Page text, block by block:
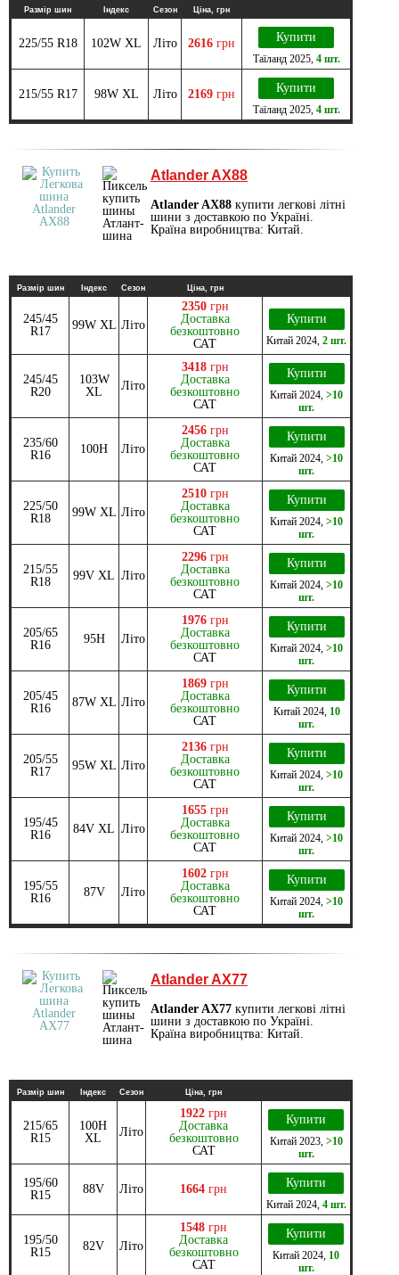
Размір шин Індекс Сезон Ціна, грн
225/55 R18 102W XL Літо 2616 грн Купити
Таїланд2025, 4 шт.
215/55 R17 98W XL Літо 2169 грн Купити
Таїланд2025, 4 шт.
Atlander AX88
Atlander AX88 купити легкові літні
шини з доставкою по Україні.
Країна виробництва: Китай.
Размір шин Індекс Сезон Ціна, грн
245/45
R17
99W XL Літо
2350 грн
Доставка
безкоштовно
САТ
Купити
Китай 2024 2 шт.
245/45
R20
103W
XL
Літо
3418 грн
Доставка
безкоштовно
САТ
Купити
Китай 2024 >10
шт.
235/60
R16
100H Літо
2456 грн
Доставка
безкоштовно
САТ
Купити
Китай 2024 >10
шт.
225/50
R18
99W XL Літо
2510 грн
Доставка
безкоштовно
САТ
Купити
Китай 2024 >10
шт.
215/55
R18
99V XL Літо
2296 грн
Доставка
безкоштовно
САТ
Купити
Китай 2024 >10
шт.
205/65
R16
95H Літо
1976 грн
Доставка
безкоштовно
САТ
Купити
Китай 2024 >10
шт.
205/45
R16
87W XL Літо
1869 грн
Доставка
безкоштовно
САТ
Купити
Китай2024, 10
шт.
205/55
R17
95W XL Літо
2136 грн
Доставка
безкоштовно
САТ
Купити
Китай 2024 >10
шт.
195/45
R16
84V XL Літо
1655 грн
Доставка
безкоштовно
САТ
Купити
Китай 2024 >10
шт.
195/55
R16
87V Літо
1602 грн
Доставка
безкоштовно
САТ
Купити
Китай 2024 >10
шт.
Atlander AX77
Atlander AX77 купити легкові літні
шини з доставкою по Україні.
Країна виробництва: Китай.
Размір шин Індекс Сезон Ціна, грн
215/65
R15
100H
XL
Літо
1922 грн
Доставка
безкоштовно
САТ
Купити
Китай2023, >10
шт.
195/60
R15
88V Літо 1664 грн Купити
Китай2024, 4 шт.
195/50
R15
82V Літо
1548 грн
Доставка
безкоштовно
САТ
Купити
Китай 2024 10
шт.